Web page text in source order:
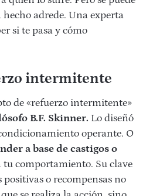
adrede. Una experta
si te pasa y cómo
intermitente
de «refuerzo intermitente»
B.F. Skinner. Lo diseñó
operante. O
a base de castigos o
tu comportamiento. Su clave
positivas o recompensas no